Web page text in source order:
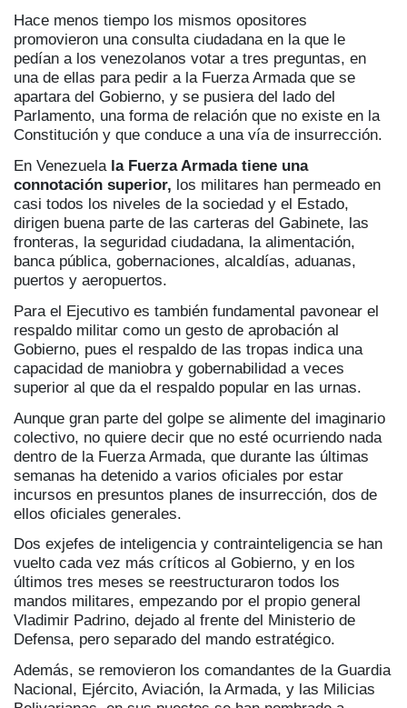
Hace menos tiempo los mismos opositores
promovieron una consulta ciudadana en la que le
pedían a los venezolanos votar a tres preguntas, en
una de ellas para pedir a la Fuerza Armada que se
apartara del Gobierno, y se pusiera del lado del
Parlamento, una forma de relación que no existe en la
Constitución y que conduce a una vía de insurrección.
En Venezuelala Fuerza Armada tiene una
connotación superior, los militares han permeado en
casi todos los niveles de la sociedad y el Estado,
dirigen buena parte de las carteras del Gabinete, las
fronteras, la seguridad ciudadana, la alimentación,
banca pública, gobernaciones, alcaldías, aduanas,
puertos y aeropuertos.
Para el Ejecutivo es también fundamental pavonear el
respaldo militar como un gesto de aprobación al
Gobierno, pues el respaldo de las tropas indica una
capacidad de maniobra y gobernabilidad a veces
superior al que da el respaldo popular en las urnas.
Aunque gran parte del golpe se alimente del imaginario
colectivo, no quiere decir que no esté ocurriendo nada
dentro de la Fuerza Armada, que durante las últimas
semanas ha detenido a varios oficiales por estar
incursos en presuntos planes de insurrección, dos de
ellos oficiales generales.
Dos exjefes de inteligencia y contrainteligencia se han
vuelto cada vez más críticos al Gobierno, y en los
últimos tres meses se reestructuraron todos los
mandos militares, empezando por el propio general
Vladimir Padrino, dejado al frente del Ministerio de
Defensa, pero separado del mando estratégico.
Además, se removieron los comandantes de la Guardia
Nacional, Ejército, Aviación, la Armada, y las Milicias